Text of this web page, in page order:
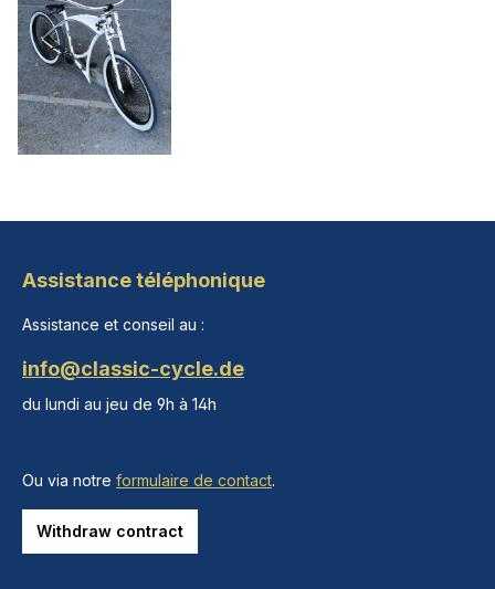
Assistance téléphonique
Assistance et conseil au :
info@classic-cycle.de
du lundi au jeu de 9h à 14h
Ou via notre formulaire de contact.
Withdraw contract